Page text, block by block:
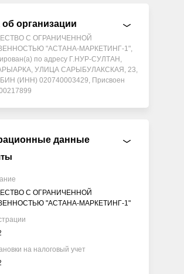
организации
С ОГРАНИЧЕННОЙ
"АСТАНА-МАРКЕТИНГ-1",
по адресу Г.НУР-СУЛТАН,
УЛИЦА САРЫБУЛАКСКАЯ, 23,
(ИНН) 020740003429, Присвоен
данные
С ОГРАНИЧЕННОЙ
"АСТАНА-МАРКЕТИНГ-1"
на налоговый учет